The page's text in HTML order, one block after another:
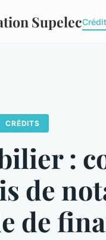
Supelec
CRÉDITS
:
de
de